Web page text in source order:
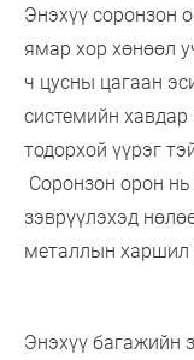
Энэхүү соронзон
ямар хор хөнөөл
ч цусны цагаан
системийн хавдар
тодорхой үүрэг
Соронзон орон
зэврүүлэхэд
металлын харшил
Энэхүү багажийн